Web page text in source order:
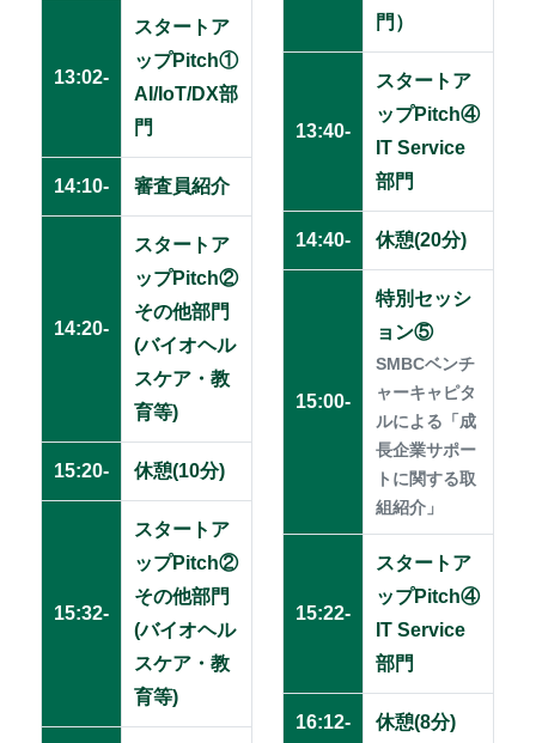
13:02-
スタートア
ップPitch①
AI/IoT/DX部
門
14:10- 審査員紹介
14:20-
スタートア
ップPitch②
その他部門
(バイオヘル
スケア・教
育等)
15:20- 休憩(10分)
15:32-
スタートア
ップPitch②
その他部門
(バイオヘル
スケア・教
育等)
門）
13:40-
スタートア
ップPitch④
IT Service
部門
14:40- 休憩(20分)
15:00-
特別セッシ
ョン⑤
SMBCベンチ
ャーキャピタ
ルによる「成
長企業サポー
トに関する取
組紹介」
15:22-
スタートア
ップPitch④
IT Service
部門
16:12- 休憩(8分)